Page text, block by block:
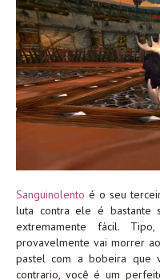
Sanguinolento é o seu
luta contra ele é bastante
extremamente fácil.
provavelmente vai morrer
pastel com a bobeira que
contrario, você é um